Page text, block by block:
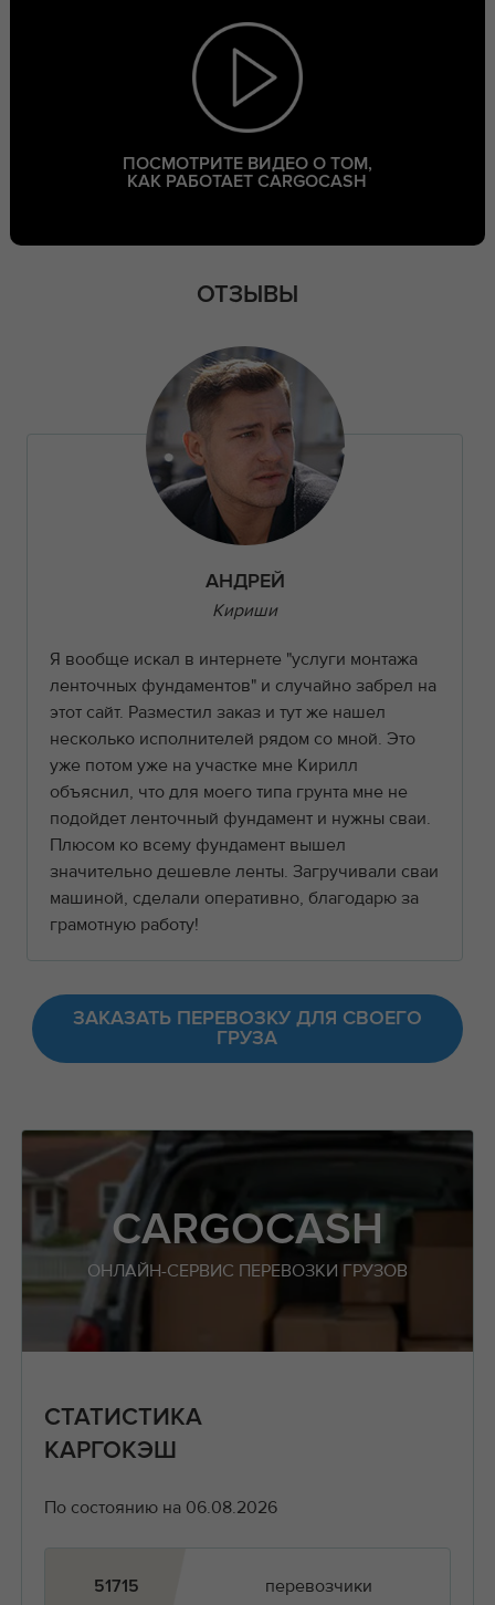
ПОСМОТРИТЕ ВИДЕО О ТОМ,
КАК РАБОТАЕТ CARGOCASH
ОТЗЫВЫ
АНДРЕЙ
Кириши
Я вообще искал в интернете "услуги монтажа
ленточных фундаментов" и случайно забрел на
этот сайт. Разместил заказ и тут же нашел
несколько исполнителей рядом со мной. Это
уже потом уже на участке мне Кирилл
объяснил, что для моего типа грунта мне не
подойдет ленточный фундамент и нужны сваи.
Плюсом ко всему фундамент вышел
значительно дешевле ленты. Загручивали сваи
машиной, сделали оперативно, благодарю за
грамотную работу!
ЗАКАЗАТЬ ПЕРЕВОЗКУ ДЛЯ СВОЕГО
ГРУЗА
CARGOCASH
ОНЛАЙН-СЕРВИС ПЕРЕВОЗКИ ГРУЗОВ
СТАТИСТИКА
КАРГОКЭШ
По состоянию на 06.08.2026
51715 перевозчики